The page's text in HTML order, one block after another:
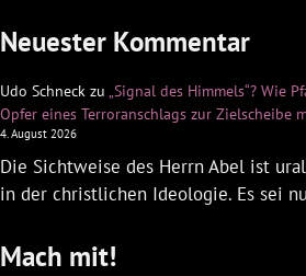
Neuester Kommentar
Udo Schneck zu „Signal des Himmels“? Wie
Opfer eines Terroranschlags zur Zielscheibe
4. August 2026
Die Sichtweise des Herrn Abel ist
in der christlichen Ideologie. Es sei
Mach mit!